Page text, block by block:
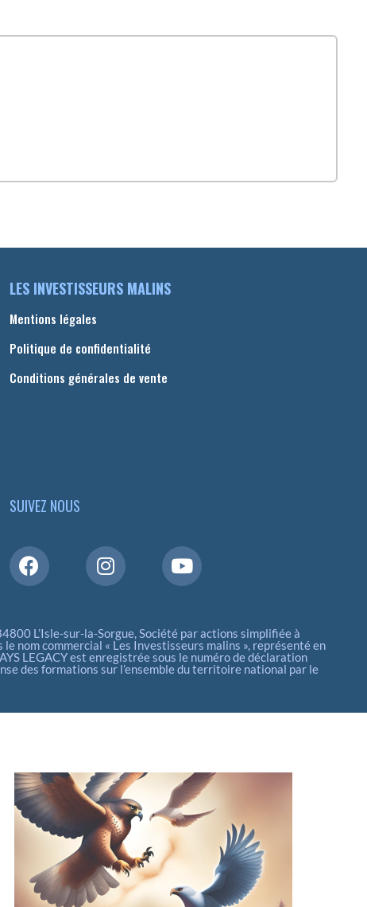
LES INVESTISSEURS MALINS
Mentions légales
Politique de confidentialité
Conditions générales de vente
SUIVEZ NOUS
L’Isle-sur-la-Sorgue, Société par actions simplifiée à
nom commercial « Les Investisseurs malins », représenté en
LEGACY est enregistrée sous le numéro de déclaration
des formations sur l’ensemble du territoire national par le